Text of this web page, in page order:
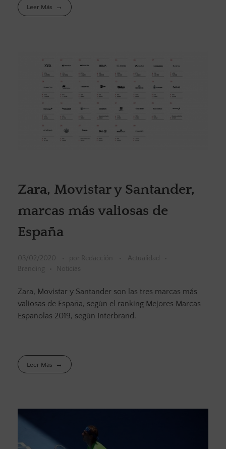
Leer Más
Zara, Movistar y Santander,
marcas más valiosas de
España
03/02/2020 por Redacción
Actualidad
Branding
Noticias
Zara, Movistar y Santander son las tres marcas más
valiosas de España, según el ranking Mejores Marcas
Españolas 2019, según Interbrand.
Leer Más